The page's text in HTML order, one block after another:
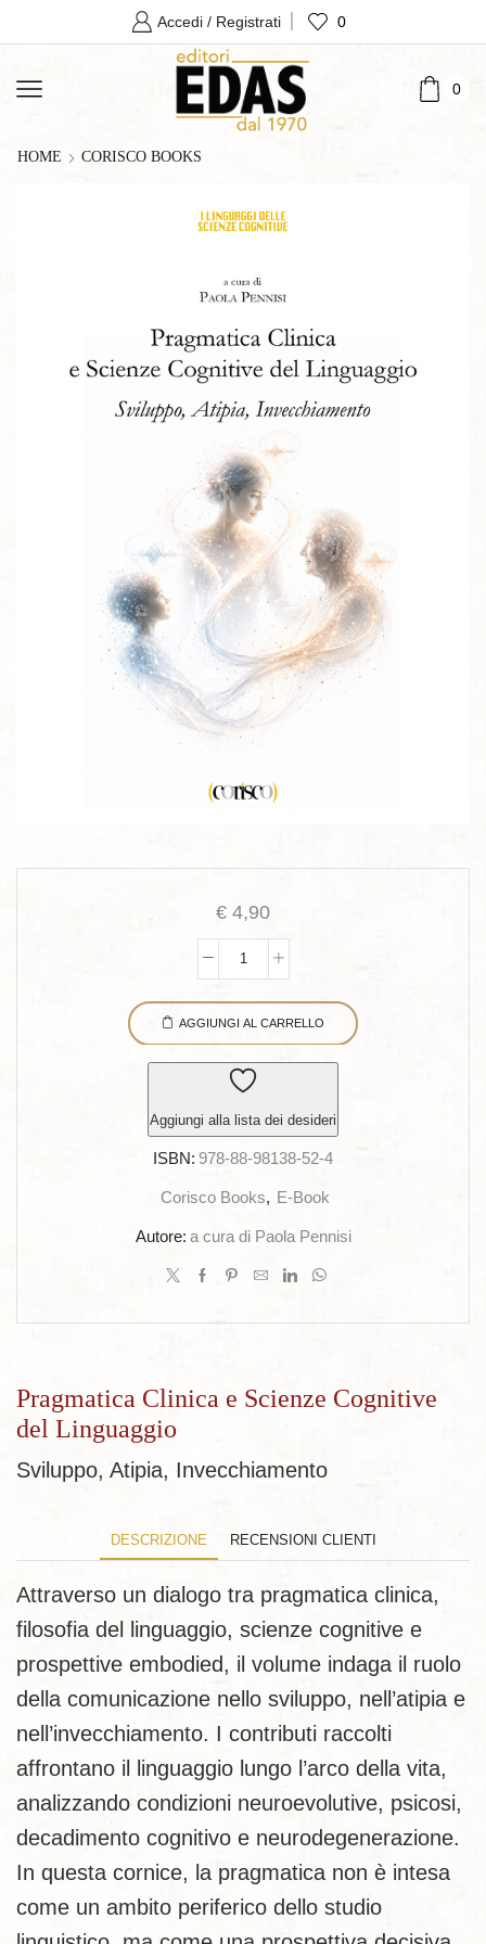
Accedi / Registrati 0
0
HOME CORISCO BOOKS
€ 4,90
Clinica
e
Cognitive
del
Linguaggio
quantità
AGGIUNGI AL CARRELLO
Aggiungi alla lista dei desideri
ISBN: 978-88-98138-52-4
Corisco Books, E-Book
Autore: a cura di Paola Pennisi
Pragmatica Clinica e Scienze Cognitive
del Linguaggio
Sviluppo, Atipia, Invecchiamento
DESCRIZIONE RECENSIONI CLIENTI
Attraverso un dialogo tra pragmatica clinica,
filosofia del linguaggio, scienze cognitive e
prospettive embodied, il volume indaga il ruolo
della comunicazione nello sviluppo, nell’atipia e
nell’invecchiamento. I contributi raccolti
affrontano il linguaggio lungo l’arco della vita,
analizzando condizioni neuroevolutive, psicosi,
decadimento cognitivo e neurodegenerazione.
In questa cornice, la pragmatica non è intesa
come un ambito periferico dello studio